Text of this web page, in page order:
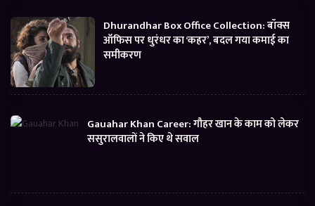
Dhurandhar Box Office Collection: बॉक्स
ऑफिस पर धुरंधर का ‘कहर’, बदल गया कमाई का
समीकरण
Gauahar Khan Career: गौहर खान के काम को लेकर
ससुरालवालों ने किए थे सवाल